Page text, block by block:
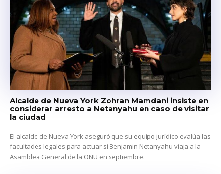
Alcalde de Nueva York Zohran Mamdani insiste en
considerar arresto a Netanyahu en caso de visitar
la ciudad
El alcalde de Nueva York aseguró que su equipo jurídico evalúa las
facultades legales para actuar si Benjamin Netanyahu viaja a la
Asamblea General de la ONU en septiembre.